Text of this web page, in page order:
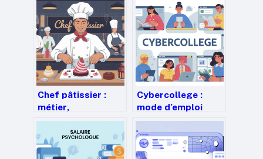
Chef pâtissier :
métier,
compétences,
études et
évolutions de
carrière
Cybercollege :
mode d’emploi
complet pour bien
l’utiliser au collège